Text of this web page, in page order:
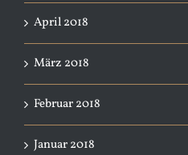
April 2018
März 2018
Februar 2018
Januar 2018